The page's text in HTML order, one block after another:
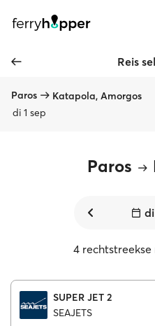
Reis
Paros
Katapola, Amorgos
di 1 sep
Paros
4
SUPER JET 2
SEAJETS